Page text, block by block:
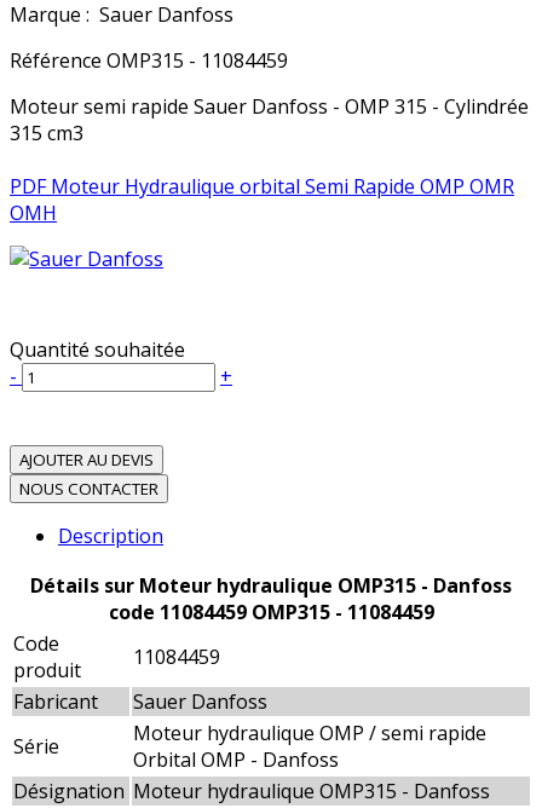
Marque : Sauer Danfoss
Référence OMP315 - 11084459
Moteur semi rapide Sauer Danfoss - OMP 315 - Cylindrée
315 cm3
PDF Moteur Hydraulique orbital Semi Rapide OMP OMR
OMH
Quantité souhaitée
-
+
AJOUTER AU DEVIS
NOUS CONTACTER
Description
Détails sur Moteur hydraulique OMP315 - Danfoss
code 11084459 OMP315 - 11084459
Code
produit
11084459
Fabricant
Sauer Danfoss
Série
Moteur hydraulique OMP / semi rapide
Orbital OMP - Danfoss
Désignation Moteur hydraulique OMP315 - Danfoss